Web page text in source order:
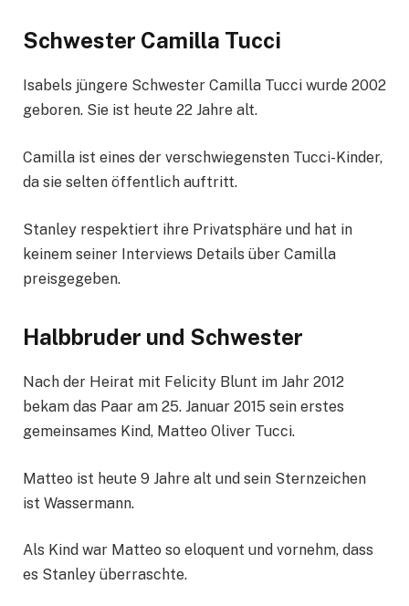
Schwester Camilla Tucci
Isabels jüngere Schwester Camilla Tucci wurde 2002
geboren. Sie ist heute 22 Jahre alt.
Camilla ist eines der verschwiegensten Tucci-Kinder,
da sie selten öffentlich auftritt.
Stanley respektiert ihre Privatsphäre und hat in
keinem seiner Interviews Details über Camilla
preisgegeben.
Halbbruder und Schwester
Nach der Heirat mit Felicity Blunt im Jahr 2012
bekam das Paar am 25. Januar 2015 sein erstes
gemeinsames Kind, Matteo Oliver Tucci.
Matteo ist heute 9 Jahre alt und sein Sternzeichen
ist Wassermann.
Als Kind war Matteo so eloquent und vornehm, dass
es Stanley überraschte.